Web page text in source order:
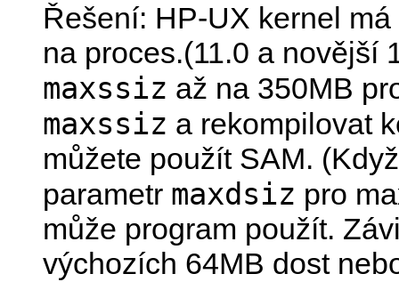
Řešení: HP-UX kernel
na proces.(11.0 a novější
maxssiz až na 350MB
maxssiz a rekompilovat
můžete použít SAM.
parametr maxdsiz pro
může program použít.
výchozích 64MB dost